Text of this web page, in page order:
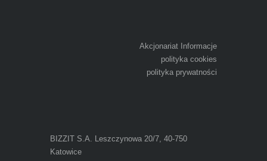
Akcjonariat Informacje
polityka cookies
polityka prywatności
BIZZIT S.A.
Leszczynowa 20/7, 40-750
Katowice